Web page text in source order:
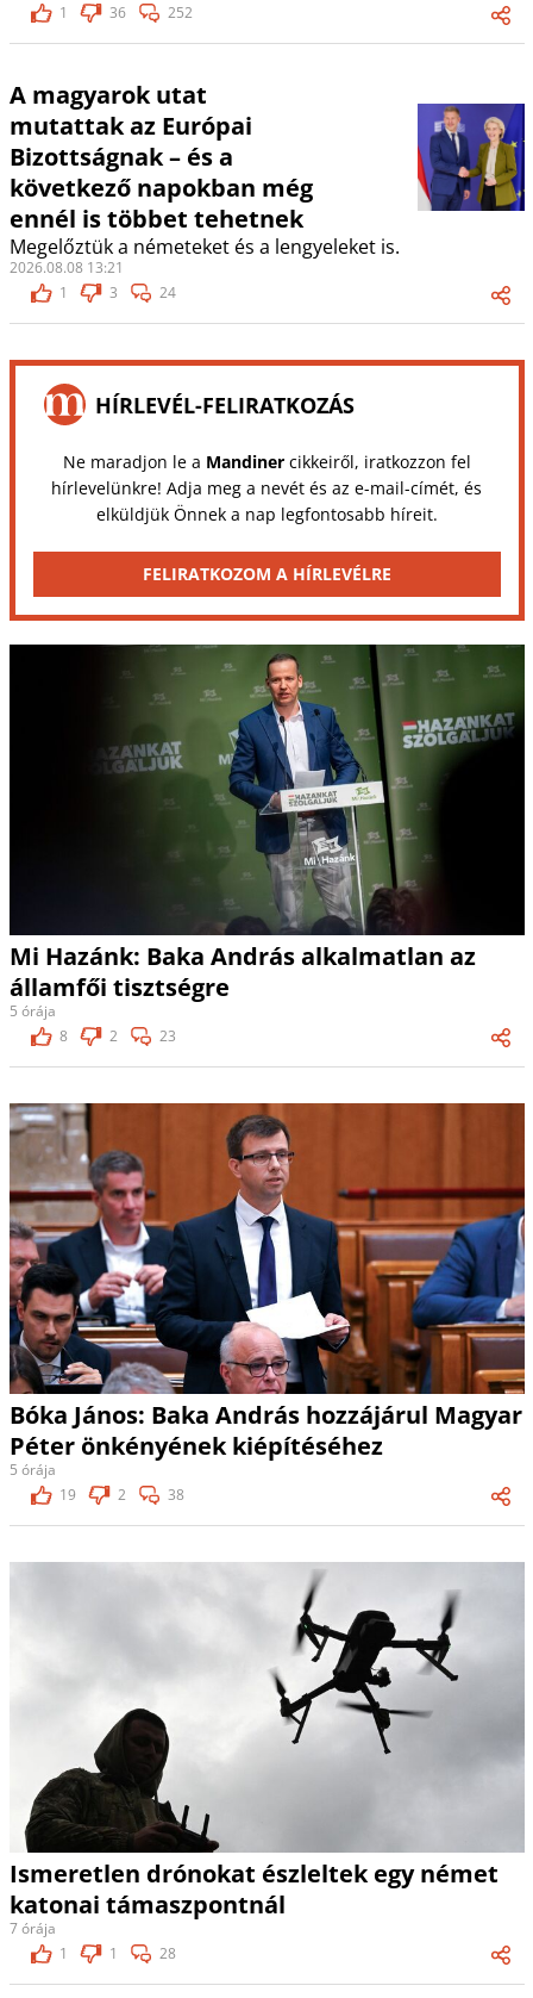
1
36 252
A magyarok utat
mutattak az Európai
Bizottságnak – és a
következő napokban még
ennél is többet tehetnek
Megelőztük a németeket és a lengyeleket is.
2026.08.08 13:21
1
3 24
HÍRLEVÉL-FELIRATKOZÁS
Ne maradjon le a Mandinercikkeiről, iratkozzon fel
hírlevelünkre! Adja meg a nevét és az e-mail-címét, és
elküldjük Önnek a nap legfontosabb híreit.
FELIRATKOZOM A HÍRLEVÉLRE
Mi Hazánk: Baka András alkalmatlan az
államfői tisztségre
5 órája
8
2 23
Bóka János: Baka András hozzájárul Magyar
Péter önkényének kiépítéséhez
5 órája
19
2 38
Ismeretlen drónokat észleltek egy német
katonai támaszpontnál
7 órája
1
1 28